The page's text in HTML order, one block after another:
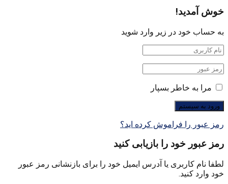
خوش آمدید!
به حساب خود در زیر وارد شوید
مرا به خاطر بسپار
رمز عبور را فراموش کرده اید؟
رمز عبور خود را بازیابی کنید
لطفا نام کاربری یا آدرس ایمیل خود را برای بازنشانی رمز عبور
خود وارد کنید.